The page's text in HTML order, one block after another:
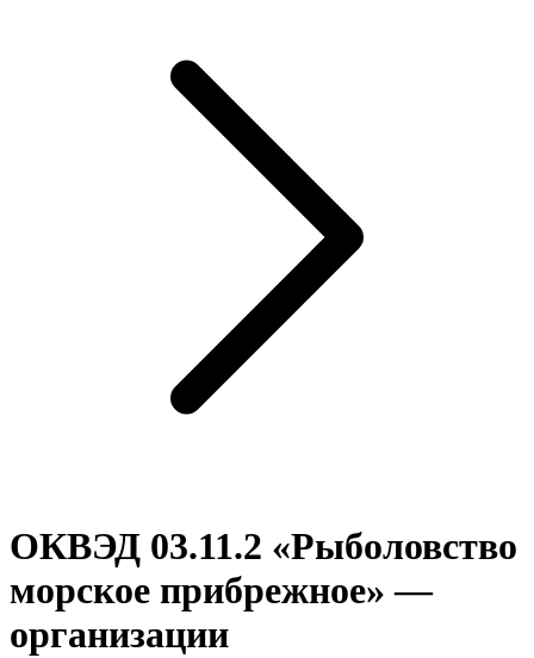
ОКВЭД 03.11.2 «Рыболовство
морское прибрежное» —
организации